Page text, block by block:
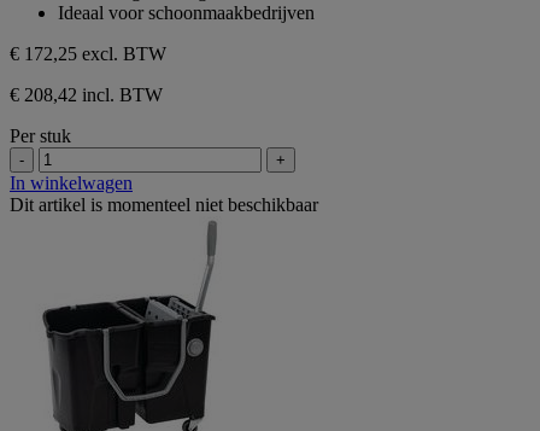
Ideaal voor schoonmaakbedrijven
€ 172,25 excl. BTW
€ 208,42 incl. BTW
Per stuk
- +
In winkelwagen
Dit artikel is momenteel niet beschikbaar